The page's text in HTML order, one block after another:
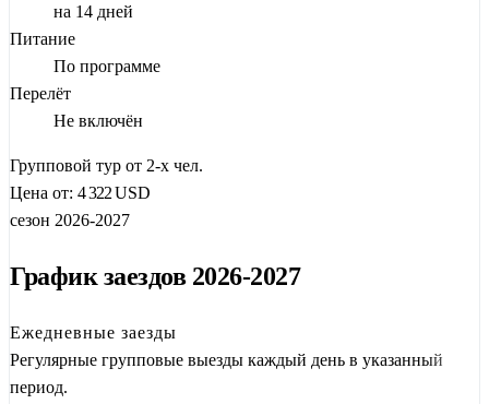
архитектуру и буддийские традиции, долгое время был
закрыт для иностранцев.
Вы посетите древнюю столицу
пещерным монастырям
соляных караванов, искупаетесь в горячих источниках и
увидите панорамы на
профессиональное сопровождение и полное погружение в
культуру «страны ветров».
на 14 дней
Питание
По программе
Перелёт
Не включён
Групповой тур от 2-х чел.
Цена от: 4 322USD
сезон 2026-2027
График заездов 2026-2027
Ежедневные заезды
Регулярные групповые выезды каждый день в указанный
период.